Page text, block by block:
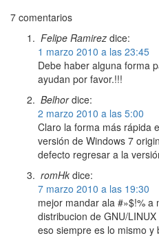
7 comentarios
Felipe Ramirez dice:
1 marzo 2010 a las 23:45
Debe haber alguna forma
ayudan por favor.!!!
Belhor dice:
2 marzo 2010 a las 5:00
Claro la forma más rápida
versión de Windows 7
defecto regresar a la
romHk dice:
7 marzo 2010 a las 19:30
mejor mandar ala #»$!% a
distribucion de GNU/
eso siempre es lo mismo y